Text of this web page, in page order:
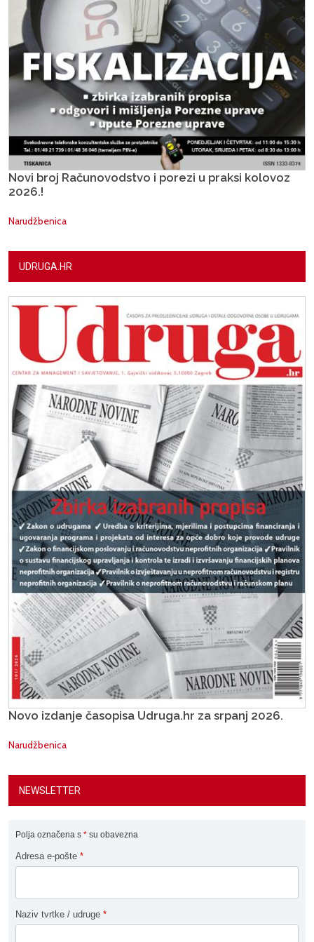
Novi broj Računovodstvo i porezi u praksi kolovoz
2026.!
Narudžbenica
UDRUGA.HR
Novo izdanje časopisa Udruga.hr za srpanj 2026.
Narudžbenica
NEWSLETTER
Polja označena s * su obavezna
Adresa e-pošte *
Naziv tvrtke / udruge *